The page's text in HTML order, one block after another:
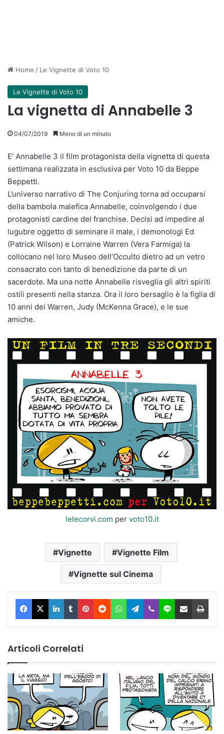
Home / Le Vignette di Voto 10
Le Vignette di Voto 10
La vignetta di Annabelle 3
04/07/2019 Meno di un minuto
E’ Annabelle 3 il film protagonista della vignetta di questa
settimana realizzata in esclusiva per Voto 10 da Beppe
Beppetti.
L’universo narrativo di The Conjuring torna ad occuparsi
della bambola malefica Annabelle, coinvolgendo i due
protagonisti cardine del franchise. Decisi ad impedire al
lugubre oggetto di seminare il male, i demonologi Ed
(Patrick Wilson) e Lorraine Warren (Vera Farmiga) la
collocano nel loro Museo dell’Occulto dietro ad un vetro
consacrato con tanto di benedizione da parte di un
sacerdote. Ma una notte Annabelle risveglia gli altri spiriti
ostili presenti nella stanza. Ora il loro bersaglio è la figlia di
10 anni dei Warren, Judy (McKenna Grace), e le sue
amiche.
lelecorvi.com per voto10.it
Vignette Vignette Film
Vignette sul Cinema
Facebook
X LinkedIn
TumblrPinterest
RedditWhatsAppTelegram
ViberLine Condividi via Email
Articoli Correlati